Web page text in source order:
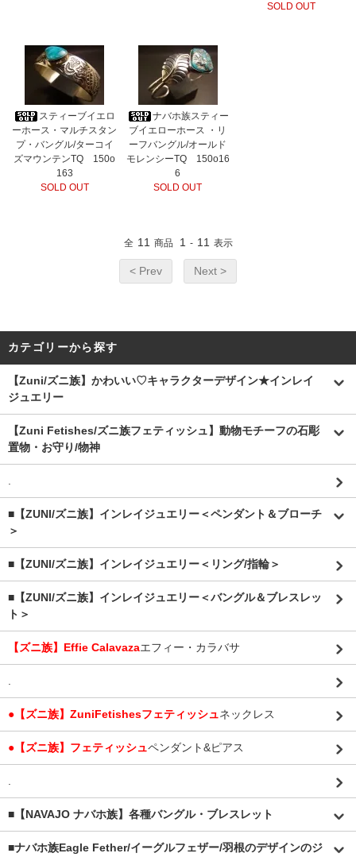
SOLD OUT
スティーブイエロ
ーホース・マルチスタン
プ・バングル/ターコイ
ズマウンテンTQ 150o
163
SOLD OUT
ナバホ族スティー
ブイエローホース ・リ
ーフバングル/オールド
モレンシーTQ 150o16
6
SOLD OUT
全 11 商品 1 - 11 表示
< Prev Next >
カテゴリーから探す
【Zuni/ズニ族】かわいい♡キャラクターデザイン★インレイ
ジュエリー
【Zuni Fetishes/ズニ族フェティッシュ】動物モチーフの石彫
置物・お守り/物神
■【ZUNI/ズニ族】インレイジュエリー＜ペンダント＆ブローチ
＞
■【ZUNI/ズニ族】インレイジュエリー＜リング/指輪＞
■【ZUNI/ズニ族】インレイジュエリー＜バングル＆ブレスレッ
ト＞
【ズニ族】Effie Calavazaエフィー・カラバサ
●【ズニ族】ZuniFetishesフェティッシュネックレス
●【ズニ族】フェティッシュペンダント&ピアス
■【NAVAJO ナバホ族】各種バングル・ブレスレット
■ナバホ族Eagle Fether/イーグルフェザー/羽根のデザインのジ